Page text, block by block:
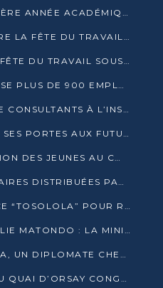
L’ENFICE LANCE SA PREMIÈRE ANNÉE ACADÉMIQUE AVEC 100 FUTURS ENSEIGNANTS
CONGO TERMINAL CÉLÈBRE LA FÊTE DU TRAVAIL AVEC SES COLLABORATEURS À POINTE-NOIRE
AGL CONGO CÉLÈBRE LA FÊTE DU TRAVAIL SOUS LE SIGNE DE LA COHÉSION
CONGO TERMINAL MOBILISE PLUS DE 900 EMPLOYÉS AUTOUR DE LA SÉCURITÉ AU TRAVAIL
RCM 2030 : DU RÉSEAU DE CONSULTANTS À L’INSTRUMENT DE PUISSANCE EN AFRIQUE FRANCOPHONE
CONGO TERMINAL OUVRE SES PORTES AUX FUTURS INGÉNIEURS AU FORUM DES MÉTIERS D’UCAC-ICAM
SEOPC 2026 : L’ORIENTATION DES JEUNES AU CŒUR DE LA DEUXIÈME ÉDITION
PLUS DE 1 500 MOUSTIQUAIRES DISTRIBUÉES PAR AGL ET CONGO TERMINAL DANS LA LUTTE CONTRE LE PALUDISME
NINON GOUAMBA RELANCE “TOSOLOLA” POUR RENFORCER LE DIALOGUE AVEC LES CITOYENS
RECONDUCTION DE ROSALIE MATONDO : LA MINISTRE PROMET D’ACCÉLÉRER LE TRAITEMENT DES DOSSIERS ET DE RELEVER DE NOUVEAUX DÉFIS
CONSTANT SERGE BOUNDA, UN DIPLOMATE CHEVRONNÉ AUX COMMANDES DES AFFAIRES ÉTRANGÈRES
PASSATION DE SERVICE AU QUAI D’ORSAY CONGOLAIS : GAKOSSO PASSE LE FLAMBEAU À BOUNDA